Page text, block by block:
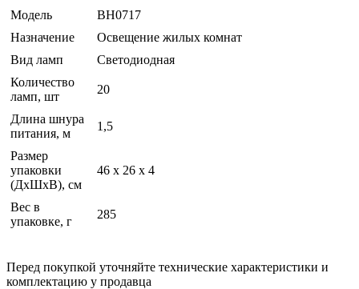
Модель
BH0717
Назначение
Освещение жилых комнат
Вид ламп
Светодиодная
Количество
ламп, шт
20
Длина шнура
питания, м
1,5
Размер
упаковки
(ДхШхВ), см
46 x 26 x 4
Вес в
упаковке, г
285
Перед покупкой уточняйте технические характеристики и
комплектацию у продавца